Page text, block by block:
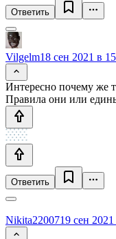
Ответить
Vilgelm18 сен 2021 в
Интересно почему же
Правила они или
Ответить
Nikita2200719 сен